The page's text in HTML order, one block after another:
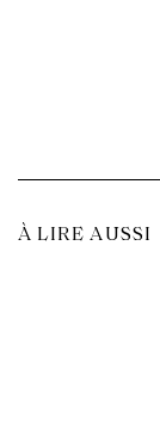
À LIRE AUSSI